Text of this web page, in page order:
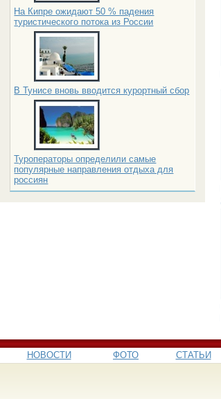
На Кипре ожидают 50 % падения
туристического потока из России
В Тунисе вновь вводится курортный сбор
Туроператоры определили самые
популярные направления отдыха для
россиян
НОВОСТИ ФОТО СТАТЬИ